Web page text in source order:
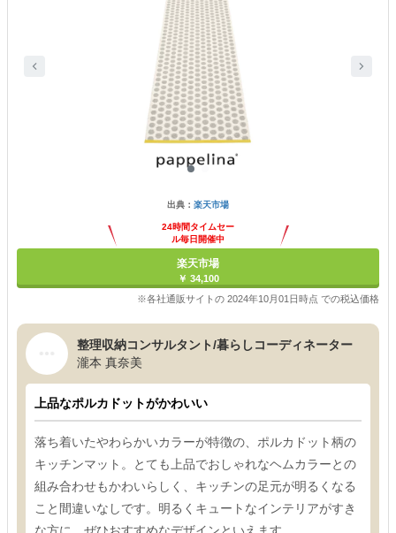
出典： 楽天市場
24時間タイムセー
ル毎日開催中
楽天市場
￥ 34,100
※各社通販サイトの 2024年10月01日時点 での税込価格
整理収納コンサルタント/暮らしコーディネーター
瀧本 真奈美
上品なポルカドットがかわいい
落ち着いたやわらかいカラーが特徴の、ポルカドット柄の
キッチンマット。とても上品でおしゃれなヘムカラーとの
組み合わせもかわいらしく、キッチンの足元が明るくなる
こと間違いなしです。明るくキュートなインテリアがすき